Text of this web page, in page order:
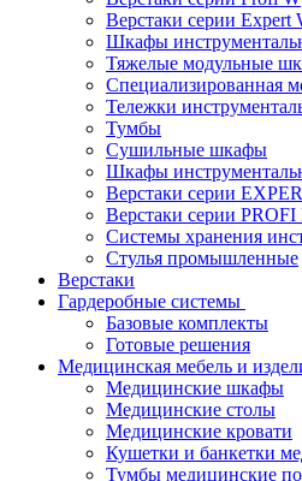
Верстаки серии Expert
Шкафы
Тяжелые модульные
Cпециализированная
Тележки
Тумбы
Cушильные шкафы
Шкафы
Верстаки серии
Верстаки серии PROFI
Системы хранения
Стулья промышленные
Верстаки
Гардеробные системы
Базовые комплекты
Готовые решения
Медицинская мебель и
Медицинские шкафы
Медицинские столы
Медицинские кровати
Кушетки и банкетки
Тумбы медицинские